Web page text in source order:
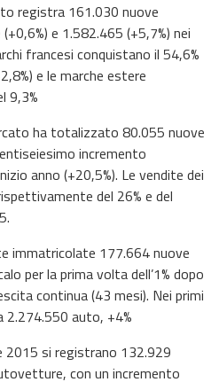
registra 161.030 nuove
e 1.582.465 (+5,7%) nei
francesi conquistano il 54,6%
e le marche estere
9,3%
ha totalizzato 80.055 nuove
incremento
anno (+20,5%). Le vendite dei
del 26% e del
immatricolate 177.664 nuove
per la prima volta dell’1% dopo
continua (43 mesi). Nei primi
auto, +4%
2015 si registrano 132.929
con un incremento